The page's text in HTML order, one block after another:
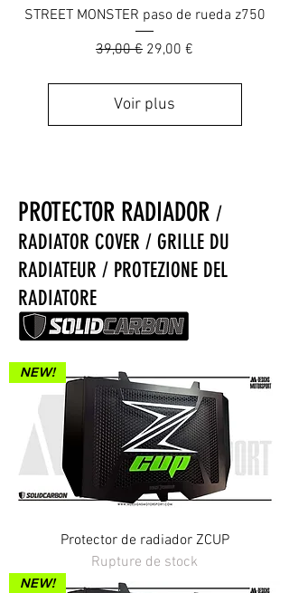
STREET MONSTER paso de rueda z750
Prix original
39,00 € Prix promotionnel
29,00 €
Voir plus
PROTECTOR RADIADOR /
RADIATOR COVER / GRILLE DU
RADIATEUR / PROTEZIONE DEL
RADIATORE
NEW!
Protector de radiador ZCUP
Rupture de stock
NEW!